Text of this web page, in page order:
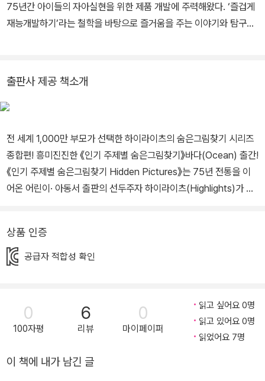
75년간 아이들의 자아실현을 위한 제품 개발에 주력해왔다. ‘즐겁게
재능개발하기’라는 철학을 바탕으로 즐거움을 주는 이야기와 탐구심
ay 창의력 쑥쑥 숨은그림찾기: 5개의 깃털을 찾아라》아이의 생각이
쑥쑥 자라는 궁금해요, 겨울 All About Witer》아이의 생각이 쑥쑥
nge splish splash-즐거운 물놀이》《Highlights super challengeI
n the Wild- 흥미진진 야생모험 》《 Highlights super challenge
Music Mania-신나는 음악나라》《Highlights 집중력 쑥쑥 숨은그림
찾기》1~4권《Highlights 인기주제별 숨은그림찾기 (공룡 (Dinosa
우주((Space) 농장(Farm) 바다(Ocean) 스포츠(Sports)》 시크
릿(Secret) Jumbo(점보)등이 출간됐다.
출판사 제공 책소개
전 세계 1,000만 부모가 선택한 하이라이츠의 숨은그림찾기 시리즈
종합편! 흥미진진한 《인기 주제별 숨은그림찾기》바다(Ocean) 출간!
《인기 주제별 숨은그림찾기 Hidden Pictures》는 75년 전통을 이
어온 어린이· 아동서 출판의 선두주자 하이라이츠(Highlights)가 가
은 자신감을 갖게 되고, 집중력과 관찰력을 기르게 된다. 특히, 인기
주제별로 그림 장면마다 같은 사물에 대한 모습이 다르게 그려져 있
선택한 이유이다. 어린이· 아동서 왜 하이라이츠를 선택해야 할까?
지난 75년간 아이들의 자아실현을 위한 최고의 제품 개발에 주력해
온 하이라이츠는 ‘즐겁게 재능계발하기’ 라는 철학을 바탕으로 즐거
움을 주는 이야기와 탐구심을 키워주는 그림, 흥미진진한 활동을 포
함한 어린이· 아동서를 출간해왔다. 하이라이츠는 아이들이 세상에서
상품 인증
공급자 적합성 확인
0
100자평
6
리뷰
0
마이페이퍼
읽고 싶어요 0명
읽고 있어요 0명
읽었어요 7명
이 책에 내가 남긴 글